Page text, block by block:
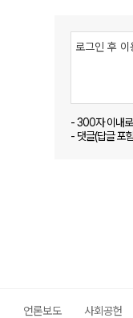
- 300자 이내
- 댓글(답글 포
언론보도 사회공헌